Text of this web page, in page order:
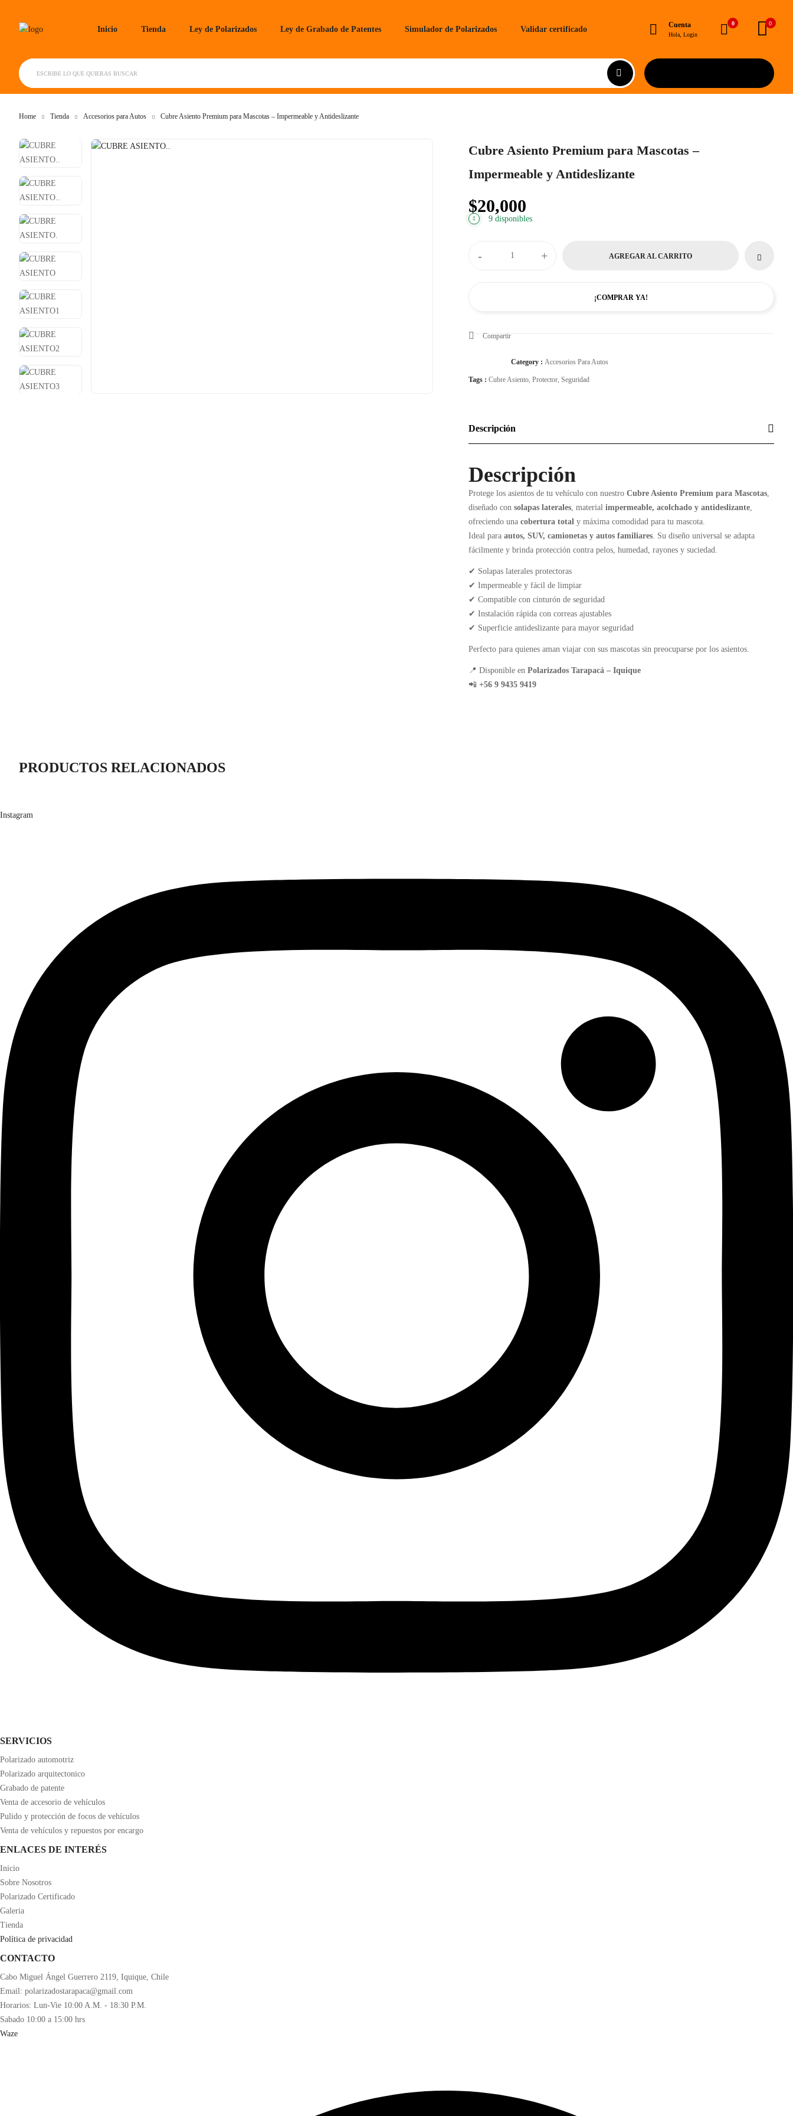
content
Inicio Tienda Ley de Polarizados Ley de Grabado de Patentes Simulador de Polarizados Validar certificado Cuenta
Hola, Login
0 0
ESCRIBE LO QUE QUIERAS BUSCAR
Home Tienda Accesorios para Autos Cubre Asiento Premium para Mascotas – Impermeable y Antideslizante
Cubre Asiento Premium para Mascotas –
Impermeable y Antideslizante
$20,000
9 disponibles
-
Impermeable
Antideslizante
quantity
+ AGREGAR AL CARRITO
¡COMPRAR YA!
Compartir
Category : Accesorios Para Autos
Tags : Cubre Asiento, Protector, Seguridad
Descripción
Descripción
Protege los asientos de tu vehículo con nuestro Cubre Asiento Premium para Mascotas,
diseñado con solapas laterales, material impermeable, acolchado y antideslizante,
ofreciendo una cobertura totaly máxima comodidad para tu mascota.
Ideal para autos, SUV, camionetas y autos familiares. Su diseño universal se adapta
fácilmente y brinda protección contra pelos, humedad, rayones y suciedad.
✔ Solapas laterales protectoras
✔ Impermeable y fácil de limpiar
✔ Compatible con cinturón de seguridad
✔ Instalación rápida con correas ajustables
✔ Superficie antideslizante para mayor seguridad
Perfecto para quienes aman viajar con sus mascotas sin preocuparse por los asientos.
📍 Disponible en Polarizados Tarapacá – Iquique
📲 +56 9 9435 9419
PRODUCTOS RELACIONADOS
Instagram
SERVICIOS
Polarizado automotriz
Polarizado arquitectonico
Grabado de patente
Venta de accesorio de vehículos
Pulido y protección de focos de vehículos
Venta de vehículos y repuestos por encargo
ENLACES DE INTERÉS
Inicio
Sobre Nosotros
Polarizado Certificado
Galeria
Tienda
Política de privacidad
CONTACTO
Cabo Miguel Ángel Guerrero 2119, Iquique, Chile
Email: polarizadostarapaca@gmail.com
Horarios: Lun-Vie 10:00 A.M. - 18:30 P.M.
Sabado 10:00 a 15:00 hrs
Waze